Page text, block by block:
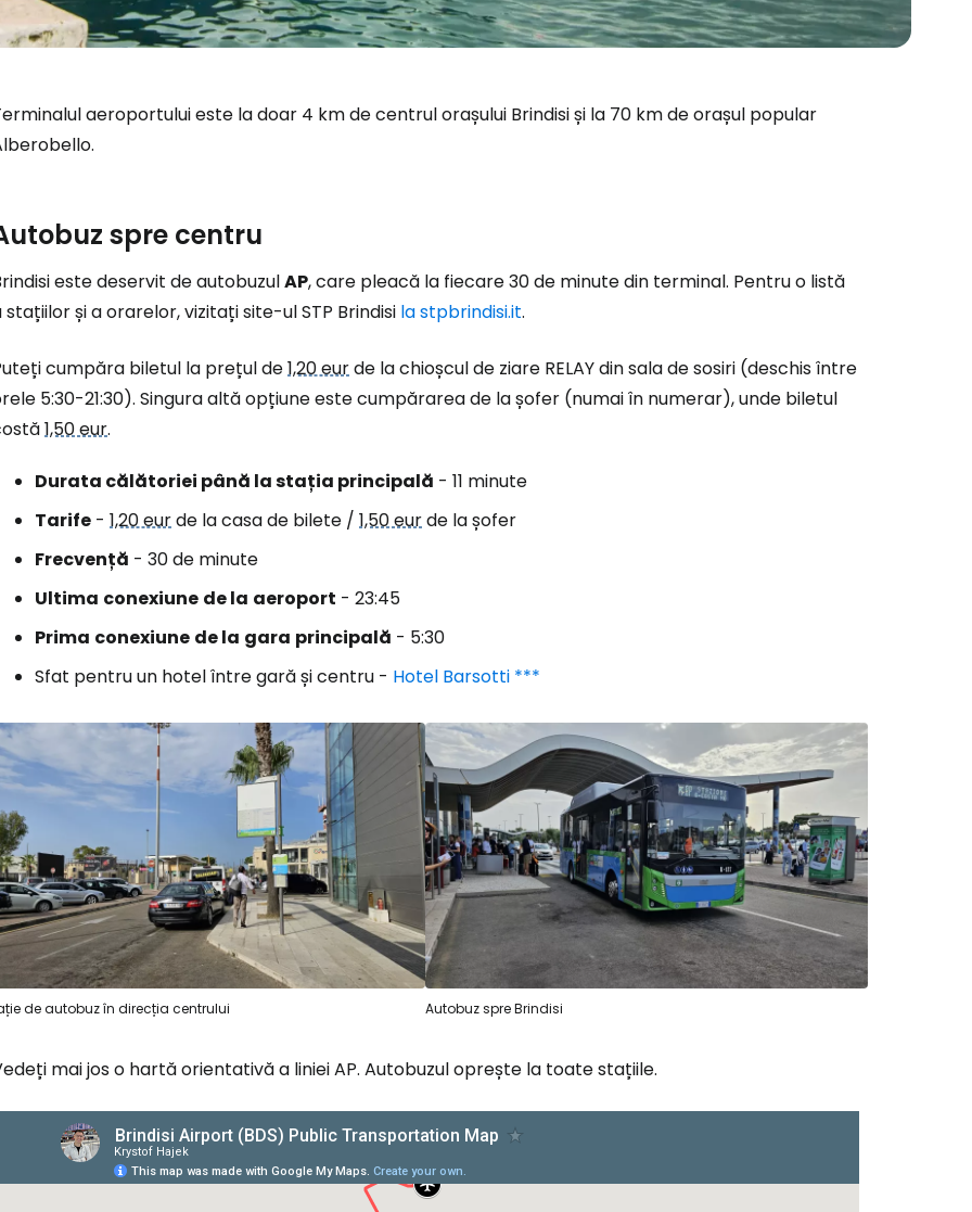
aeroportului este la doar 4 km de centrul orașului Brindisi și la 70 km de orașul popular
spre centru
este deservit de autobuzulAP, care pleacă la fiecare 30 de minute din terminal. Pentru o listă
stațiilor și a orarelor, vizitați site-ul STP Brindisi la stpbrindisi.it.
cumpăra biletul la prețul de1,20 eurde la chioșcul de ziare RELAY din sala de sosiri (deschis între
5:30-21:30). Singura altă opțiune este cumpărarea de la șofer (numai în numerar), unde biletul
1,50 eur.
Durata călătoriei până la stația principală - 11 minute
Tarife - 1,20 eurde la casa de bilete / 1,50 eurde la șofer
Frecvență - 30 de minute
Ultima conexiune de la aeroport - 23:45
Prima conexiune de la gara principală - 5:30
Sfat pentru un hotel între gară și centru - Hotel Barsotti ***
de autobuz în direcția centrului Autobuz spre Brindisi
mai jos o hartă orientativă a liniei AP. Autobuzul oprește la toate stațiile.